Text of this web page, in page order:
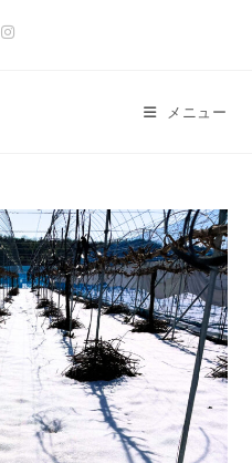
メニュー